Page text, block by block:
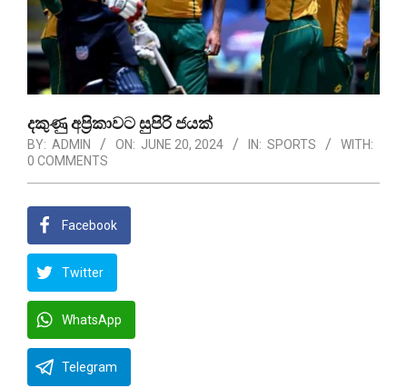
දකුණු අප්‍රිකාවට සුපිරි ජයක්
BY: ADMIN ON: JUNE 20, 2024 IN: SPORTS
WITH:
0 COMMENTS
Facebook
Twitter
WhatsApp
Telegram